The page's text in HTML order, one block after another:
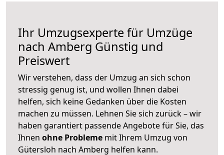
Ihr Umzugsexperte für Umzüge
nach Amberg Günstig und
Preiswert
Wir verstehen, dass der Umzug an sich schon
stressig genug ist, und wollen Ihnen dabei
helfen, sich keine Gedanken über die Kosten
machen zu müssen. Lehnen Sie sich zurück – wir
haben garantiert passende Angebote für Sie, das
Ihnen ohne Probleme mit Ihrem Umzug von
Gütersloh nach Amberg helfen kann.